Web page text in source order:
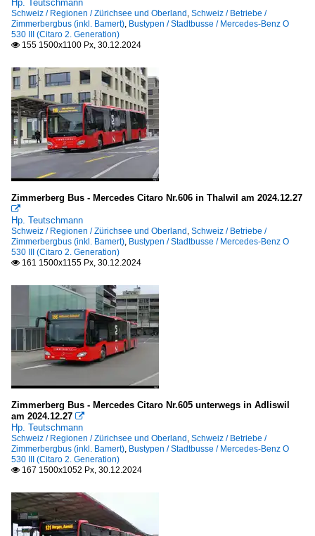
Hp. Teutschmann
Schweiz / Regionen / Zürichsee und Oberland Schweiz / Betriebe /
Zimmerbergbus (inkl. Bamert) Bustypen / Stadtbusse / Mercedes-Benz O
530 III (Citaro 2. Generation)
 155 1500x1100 Px, 30.12.2024
Zimmerberg Bus - Mercedes Citaro Nr.606 in Thalwil am 2024.12.27

Hp. Teutschmann
Schweiz / Regionen / Zürichsee und Oberland Schweiz / Betriebe /
Zimmerbergbus (inkl. Bamert) Bustypen / Stadtbusse / Mercedes-Benz O
530 III (Citaro 2. Generation)
 161 1500x1155 Px, 30.12.2024
Zimmerberg Bus - Mercedes Citaro Nr.605 unterwegs in Adliswil
am 2024.12.27 
Hp. Teutschmann
Schweiz / Regionen / Zürichsee und Oberland Schweiz / Betriebe /
Zimmerbergbus (inkl. Bamert) Bustypen / Stadtbusse / Mercedes-Benz O
530 III (Citaro 2. Generation)
 167 1500x1052 Px, 30.12.2024